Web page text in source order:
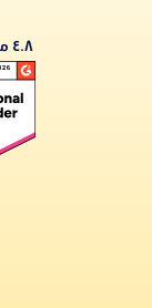
٤.٨ من أصل ٥ نجوم